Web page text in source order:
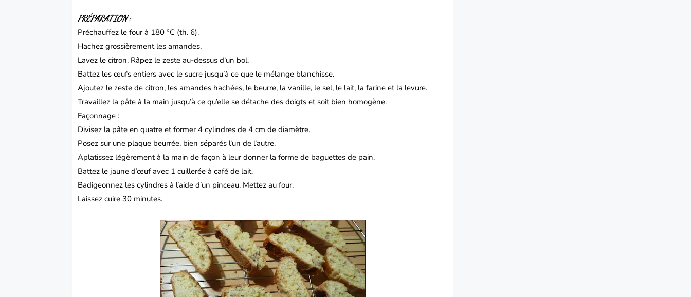
PRÉPARATION :
Préchauffez le four à 180 °C (th. 6).
Hachez grossièrement les amandes,
Lavez le citron. Râpez le zeste au-dessus d’un bol.
Battez les œufs entiers avec le sucre jusqu’à ce que le mélange blanchisse.
Ajoutez le zeste de citron, les amandes hachées, le beurre, la vanille, le sel, le lait, la farine et la levure.
Travaillez la pâte à la main jusqu’à ce qu’elle se détache des doigts et soit bien homogène.
Façonnage :
Divisez la pâte en quatre et former 4 cylindres de 4 cm de diamètre.
Posez sur une plaque beurrée, bien séparés l’un de l’autre.
Aplatissez légèrement à la main de façon à leur donner la forme de baguettes de pain.
Battez le jaune d’œuf avec 1 cuillerée à café de lait.
Badigeonnez les cylindres à l’aide d’un pinceau. Mettez au four.
Laissez cuire 30 minutes.